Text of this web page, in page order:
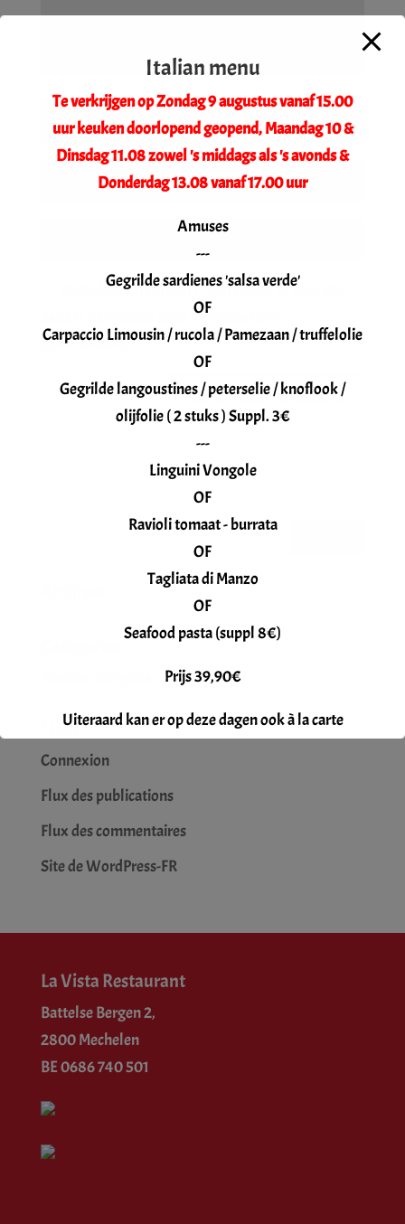
Enregistrer mon nom, mon e-mail et mon site
dans le navigateur pour mon prochain
commentaire.
Méta
Connexion
Flux des publications
Flux des commentaires
Site de WordPress-FR
La Vista Restaurant
Battelse Bergen 2,
2800 Mechelen
BE 0686 740 501
Italian menu
Te verkrijgen op Zondag 9 augustus vanaf 15.00
uur keuken doorlopend geopend, Maandag 10 &
Dinsdag 11.08 zowel 's middags als 's avonds &
Donderdag 13.08 vanaf 17.00 uur
Amuses
---
Gegrilde sardienes 'salsa verde'
OF
Carpaccio Limousin / rucola / Pamezaan / truffelolie
OF
Gegrilde langoustines / peterselie / knoflook /
olijfolie ( 2 stuks ) Suppl. 3€
---
Linguini Vongole
OF
Ravioli tomaat - burrata
OF
Tagliata di Manzo
OF
Seafood pasta (suppl 8€)
Prijs 39,90€
Uiteraard kan er op deze dagen ook à la carte